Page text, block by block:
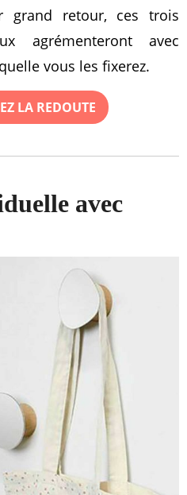
grand retour, ces trois
agrémenteront avec
vous les fixerez.
LA REDOUTE
avec